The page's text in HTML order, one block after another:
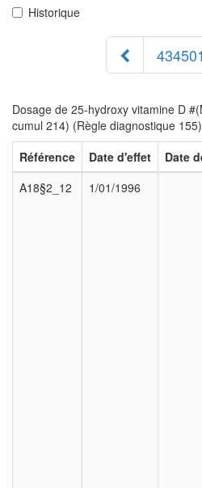
Historique
434501
Dosage de 25-hydroxy vitamine D
cumul 214) (Règle diagnostique 155)
Référence
Date d'effet Date
A18§2_12
1/01/1996